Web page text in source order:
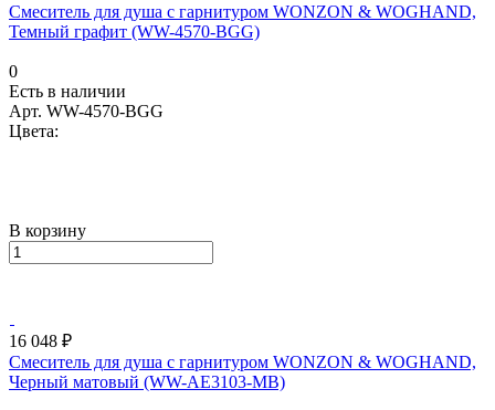
Смеситель для душа с гарнитуром WONZON & WOGHAND,
Темный графит (WW-4570-BGG)
0
Есть в наличии
Арт. WW-4570-BGG
Цвета:
В корзину
16 048 ₽
Смеситель для душа с гарнитуром WONZON & WOGHAND,
Черный матовый (WW-AE3103-MB)